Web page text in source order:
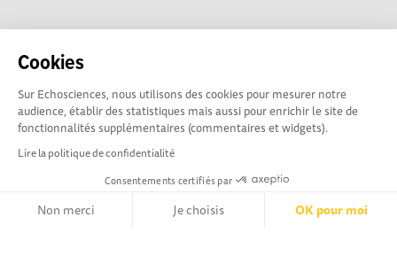
Cookies
Sur Echosciences, nous utilisons des cookies pour mesurer notre
audience, établir des statistiques mais aussi pour enrichir le site de
fonctionnalités supplémentaires (commentaires et widgets).
Lire la politique de confidentialité
Consentements certifiés par
Non merci Je choisis OK pour moi
cogito-normandie.fr est le portail des cultures scientifique et